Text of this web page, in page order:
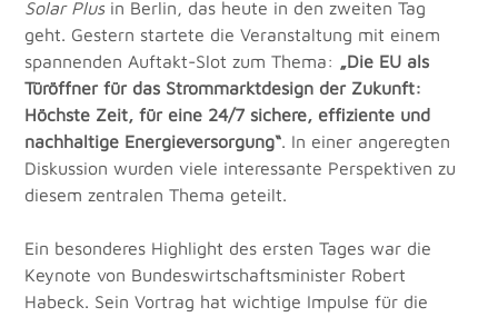
Solar Plus in Berlin, das heute in den zweiten Tag
geht. Gestern startete die Veranstaltung mit einem
spannenden Auftakt-Slot zum Thema: „Die EU als
Türöffner für das Strommarktdesign der Zukunft:
Höchste Zeit, für eine 24/7 sichere, effiziente und
nachhaltige Energieversorgung“. In einer angeregten
Diskussion wurden viele interessante Perspektiven zu
diesem zentralen Thema geteilt.
Ein besonderes Highlight des ersten Tages war die
Keynote von Bundeswirtschaftsminister Robert
Habeck. Sein Vortrag hat wichtige Impulse für die